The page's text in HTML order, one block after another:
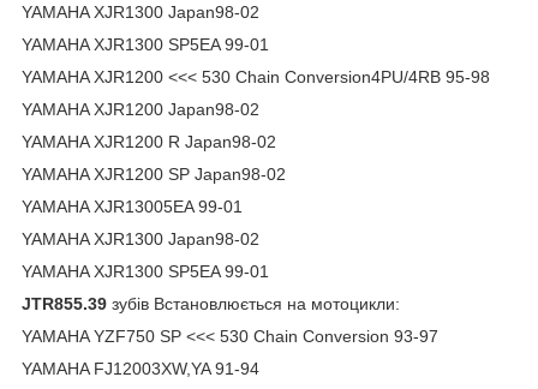
YAMAHA XJR1300 Japan98-02
YAMAHA XJR1300 SP5EA 99-01
YAMAHA XJR1200 <<< 530 Chain Conversion4PU/4RB 95-98
YAMAHA XJR1200 Japan98-02
YAMAHA XJR1200 R Japan98-02
YAMAHA XJR1200 SP Japan98-02
YAMAHA XJR13005EA 99-01
YAMAHA XJR1300 Japan98-02
YAMAHA XJR1300 SP5EA 99-01
JTR855.39 зубів Встановлюється на мотоцикли:
YAMAHA YZF750 SP <<< 530 Chain Conversion 93-97
YAMAHA FJ12003XW,YA 91-94